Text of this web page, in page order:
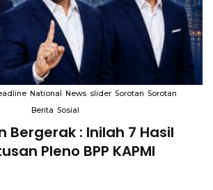
National News slider Sorotan Sorotan
Berita Sosial
Bergerak : Inilah 7 Hasil
Pleno BPP KAPMI